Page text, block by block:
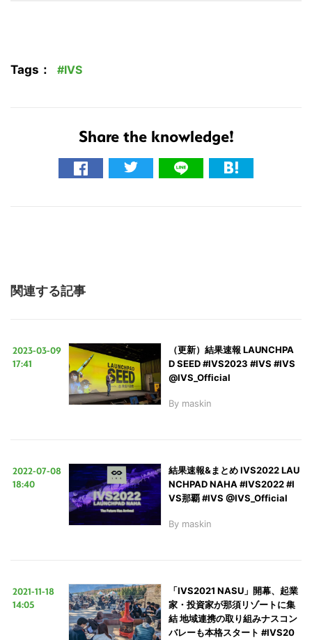
Tags： IVS
Share the knowledge!
関連する記事
2023-03-09
17:41
（更新）結果速報 LAUNCHPA
D SEED #IVS2023 #IVS #IVS
@IVS_Official
By maskin
2022-07-08
18:40
結果速報&まとめ IVS2022 LAU
NCHPAD NAHA #IVS2022 #I
VS那覇 #IVS @IVS_Official
By maskin
2021-11-18
14:05
「IVS2021 NASU」開幕、起業
家・投資家が那須リゾートに集
結 地域連携の取り組みナスコン
バレーも本格スタート #IVS20
る